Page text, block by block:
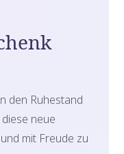
den Ruhestand
neue
mit Freude zu